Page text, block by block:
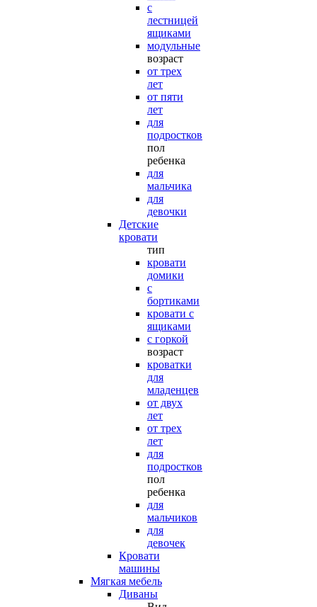
с
лестницей
ящиками
модульные
возраст
от трех
лет
от пяти
лет
для
подростков
пол
ребенка
для
мальчика
для
девочки
Детские
кровати
тип
кровати
домики
с
бортиками
кровати с
ящиками
с горкой
возраст
кроватки
для
младенцев
от двух
лет
от трех
лет
для
подростков
пол
ребенка
для
мальчиков
для
девочек
Кровати
машины
Мягкая мебель
Диваны